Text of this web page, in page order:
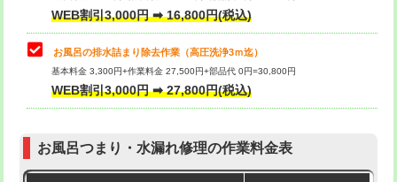
小便器トイレ脱着
その他部品の脱着 8,800円～
交換・取付（タンク）
交換・取付（普通便座） 11,000円+材料費
WEB割引3,000円 ➡ 16,800円(税込)
お風呂の排水詰まり除去作業（高圧洗浄3ｍ迄）
基本料金 3,300円+作業料金 27,500円+部品代 0円=30,800円
WEB割引3,000円 ➡ 27,800円(税込)
お風呂つまり・水漏れ修理の作業料金表